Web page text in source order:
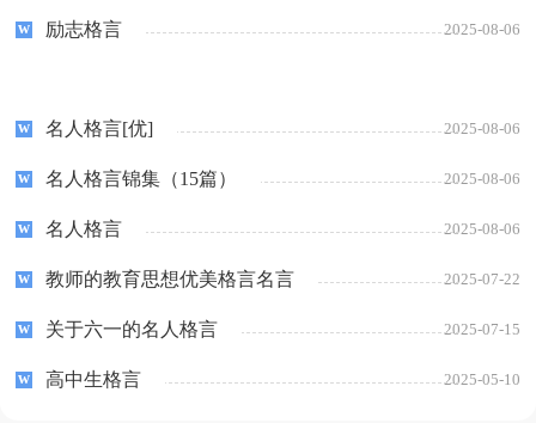
励志格言 2025-08-06
名人格言[优] 2025-08-06
名人格言锦集（15篇） 2025-08-06
名人格言 2025-08-06
教师的教育思想优美格言名言 2025-07-22
关于六一的名人格言 2025-07-15
高中生格言 2025-05-10